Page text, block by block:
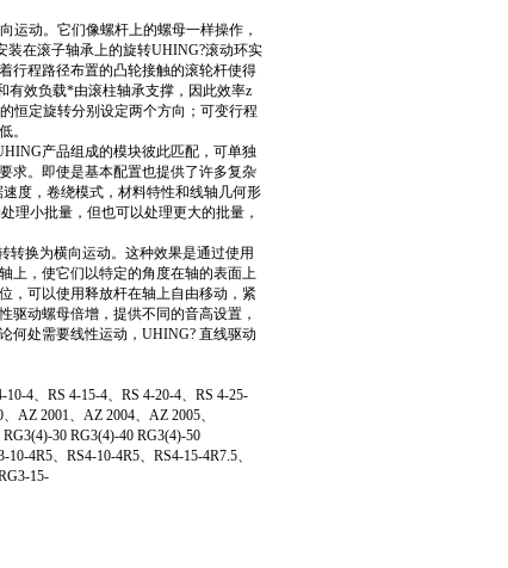
动。它们像螺杆上的螺母一样操作，
在滚子轴承上的旋转UHING?滚动环实
行程路径布置的凸轮接触的滚轮杆使得
有效负载*由滚柱轴承支撑，因此效率z
恒定旋转分别设定两个方向；可变行程
。
产品组成的模块彼此匹配，可单独
求。即使是基本配置也提供了许多复杂
度，卷绕模式，材料特性和线轴几何形
理小批量，但也可以处理更大的批量，
换为横向运动。这种效果是通过使用
上，使它们以特定的角度在轴的表面上
，可以使用释放杆在轴上自由移动，紧
驱动螺母倍增，提供不同的音高设置，
何处需要线性运动，UHING? 直线驱动
4、RS 4-15-4、RS 4-20-4、RS 4-25-
AZ 2001、AZ 2004、AZ 2005、
30 RG3(4)-40 RG3(4)-50
4R5、RS4-10-4R5、RS4-15-4R7.5、
15-